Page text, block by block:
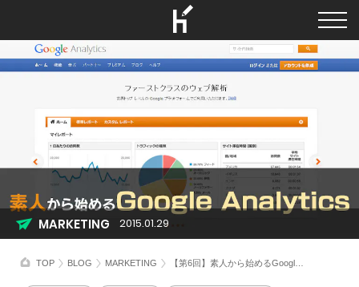
TOP BLOG MARKETING 【第6回】素人から始めるGoogle Analytics ～Googleタグマネージャって何？その2～
MARKETING 2015.01.29